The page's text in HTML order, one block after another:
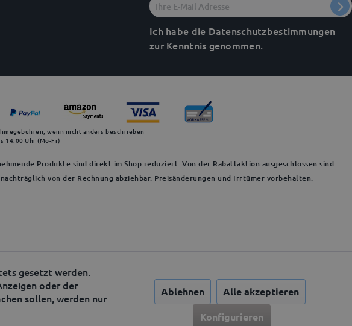
Ich habe die Datenschutzbestimmungen
zur Kenntnis genommen.
wenn nicht anders beschrieben
14:00 Uhr (Mo-Fr)
Produkte sind direkt im Shop reduziert. Von der Rabattaktion ausgeschlossen sind
von der Rechnung abziehbar. Preisänderungen und Irrtümer vorbehalten.
gesetzt werden.
oder der
sollen, werden nur
Ablehnen
Alle akzeptieren
Konfigurieren